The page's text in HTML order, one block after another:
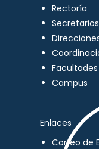
Rectoría
Secretarios
Facultades
Campus
Enlaces
Correo de